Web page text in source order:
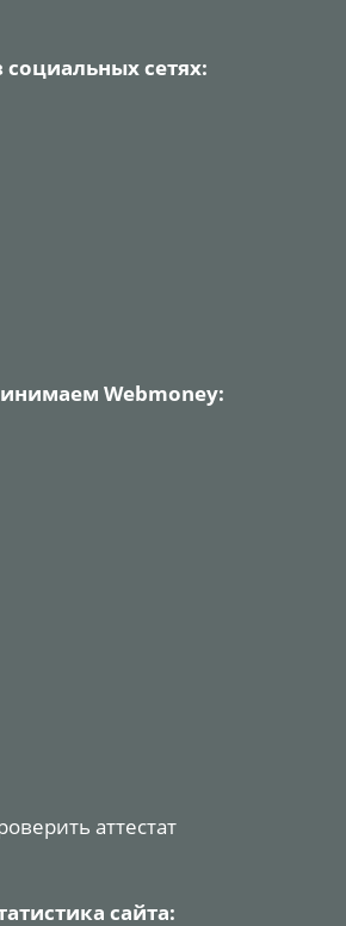
сетях:
Webmoney:
аттестат
сайта: